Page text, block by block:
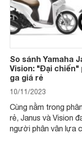
So sánh Yamaha
Vision: "Đại chiến"
ga giá rẻ
10/11/2023
Cùng nằm trong
rẻ, Janus và Vision
người phân vân lựa